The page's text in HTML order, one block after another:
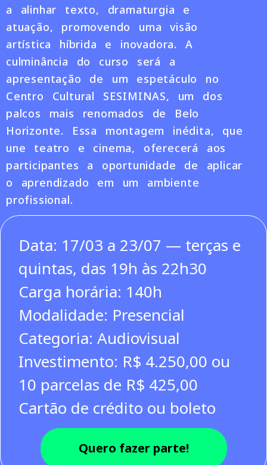
a alinhar texto, dramaturgia e
atuação, promovendo uma visão
artística híbrida e inovadora. A
culminância do curso será a
apresentação de um espetáculo no
Centro Cultural SESIMINAS, um dos
palcos mais renomados de Belo
Horizonte. Essa montagem inédita, que
une teatro e cinema, oferecerá aos
participantes a oportunidade de aplicar
o aprendizado em um ambiente
profissional.
Data: 17/03 a 23/07 — terças e
quintas, das 19h às 22h30
Carga horária: 140h
Modalidade: Presencial
Categoria: Audiovisual
Investimento: R$ 4.250,00 ou
10 parcelas de R$ 425,00
Cartão de crédito ou boleto
Quero fazer parte!